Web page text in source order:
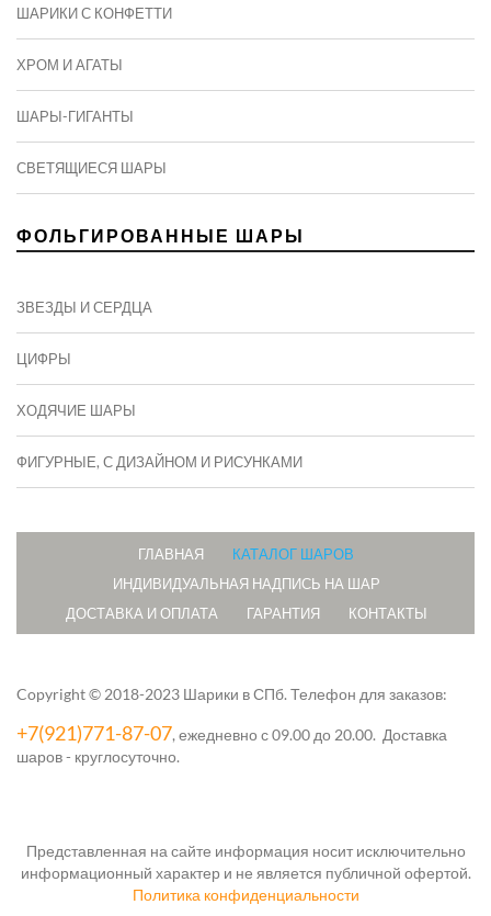
ШАРИКИ С КОНФЕТТИ
ХРОМ И АГАТЫ
ШАРЫ-ГИГАНТЫ
СВЕТЯЩИЕСЯ ШАРЫ
ФОЛЬГИРОВАННЫЕ ШАРЫ
ЗВЕЗДЫ И СЕРДЦА
ЦИФРЫ
ХОДЯЧИЕ ШАРЫ
ФИГУРНЫЕ, С ДИЗАЙНОМ И РИСУНКАМИ
ГЛАВНАЯ
КАТАЛОГ ШАРОВ
ИНДИВИДУАЛЬНАЯ НАДПИСЬ НА ШАР
ДОСТАВКА И ОПЛАТА
ГАРАНТИЯ КОНТАКТЫ
Copyright © 2018-2023 Шарики в СПб. Телефон для заказов:
+7(921)771-87-07, ежедневно с 09.00 до 20.00. Доставка
шаров - круглосуточно.
Представленная на сайте информация носит исключительно
информационный характер и не является публичной офертой.
Политика конфиденциальности